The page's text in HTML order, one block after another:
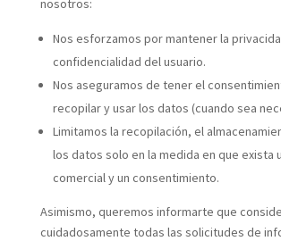
nosotros:
Nos esforzamos por mantener la
confidencialidad del usuario.
Nos aseguramos de tener el
recopilar y usar los datos (cuando sea
Limitamos la recopilación, el
los datos solo en la medida en que exista
comercial y un consentimiento.
Asimismo, queremos informarte que
cuidadosamente todas las solicitudes de